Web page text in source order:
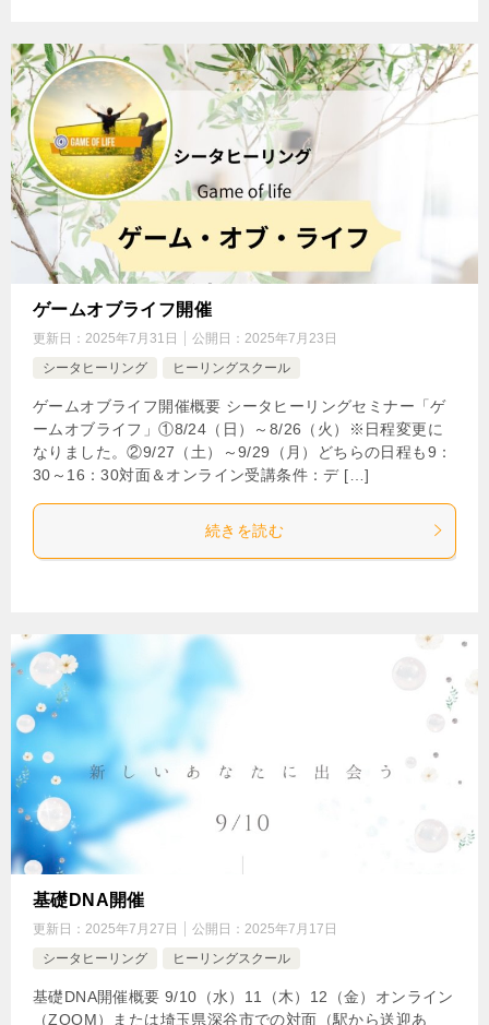
ゲームオブライフ開催
更新日： 2025年7月31日 公開日： 2025年7月23日
シータヒーリング
ヒーリングスクール
ゲームオブライフ開催概要 シータヒーリングセミナー「ゲ
ームオブライフ」①8/24（日）～8/26（火）※日程変更に
なりました。②9/27（土）～9/29（月）どちらの日程も9：
30～16：30対面＆オンライン受講条件：デ […]
続きを読む
基礎DNA開催
更新日： 2025年7月27日 公開日： 2025年7月17日
シータヒーリング
ヒーリングスクール
基礎DNA開催概要 9/10（水）11（木）12（金）オンライン
（ZOOM）または埼玉県深谷市での対面（駅から送迎あ